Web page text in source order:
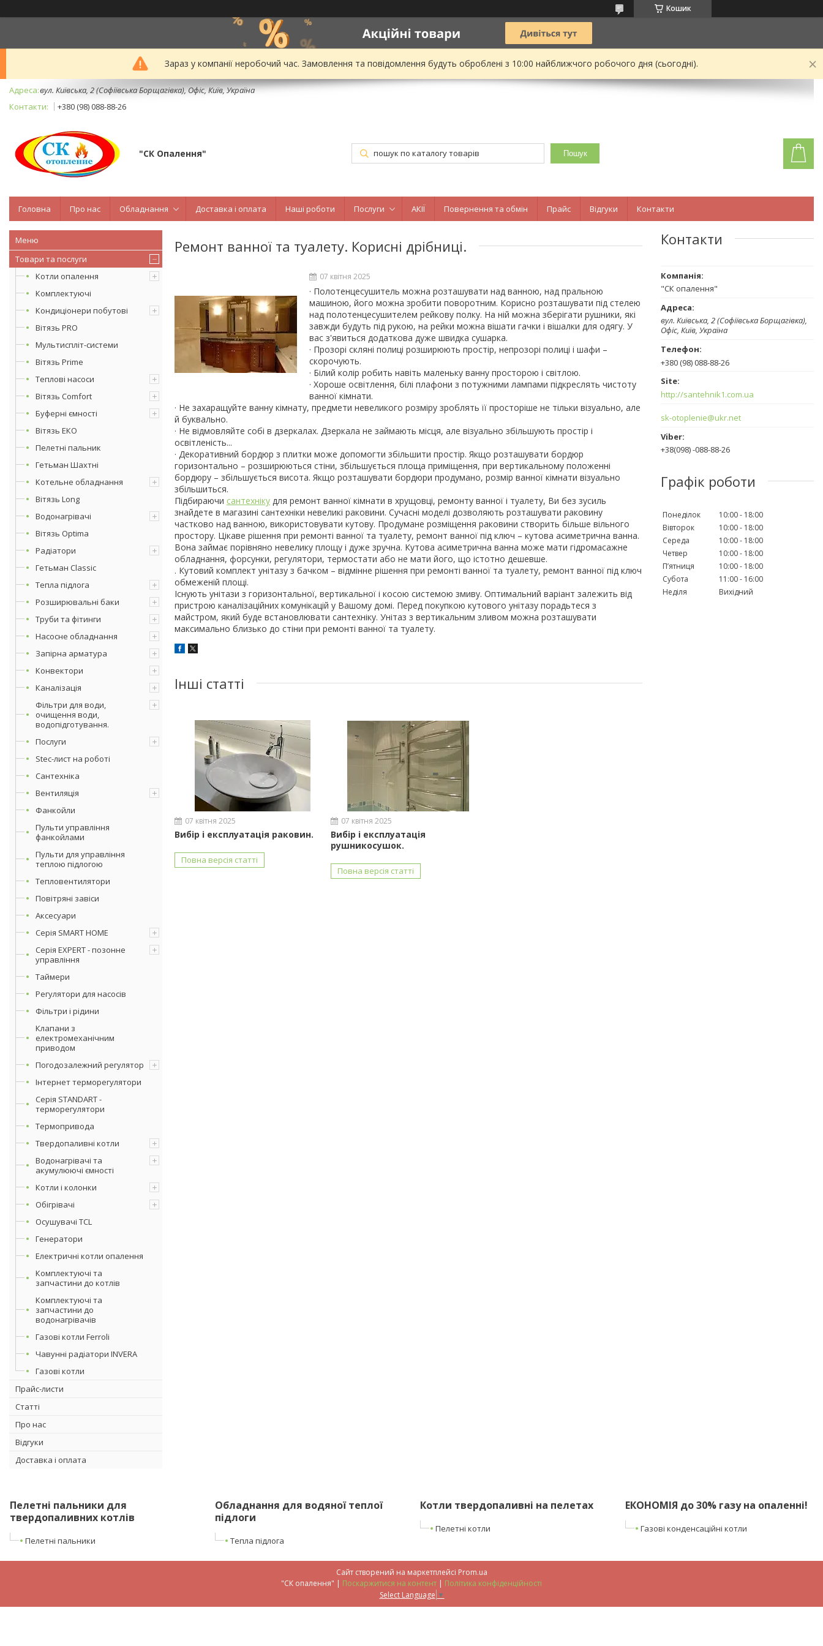
Кошик
Зараз у компанії неробочий час. Замовлення та повідомлення будуть оброблені з 10:00 найближчого робочого дня (сьогодні).
вул. Київська, 2 (Софіївська Борщагівка), Офіс, Київ, Україна
+380 (98) 088-88-26
"СК Опалення" Пошук
Головна Про нас Обладнання Доставка і оплата Наші роботи Послуги АКІЇ Повернення та обмін Прайс Відгуки Контакти
Товари та послуги
Котли опалення
Комплектуючі
Кондиціонери побутові
Вітязь PRО
Мультиспліт-системи
Вітязь Prime
Теплові насоси
Вітязь Comfort
Буферні ємності
Вітязь ЕКО
Пелетні пальник
Гетьман Шахтні
Котельне обладнання
Вітязь Long
Водонагрівачі
Вітязь Optima
Радіатори
Гетьман Classic
Тепла підлога
Розширювальні баки
Труби та фітинги
Насосне обладнання
Запірна арматура
Конвектори
Каналізація
Фільтри для води,
очищення води,
водопідготування.
Послуги
Stec-лист на роботі
Сантехніка
Вентиляція
Фанкойли
Пульти управління
фанкойлами
Пульти для управління
теплою підлогою
Тепловентилятори
Повітряні завіси
Аксесуари
Серія SMART HOME
Серія EXPERT - позонне
управління
Таймери
Регулятори для насосів
Фільтри і рідини
Клапани з
електромеханічним
приводом
Погодозалежний регулятор
Інтернет терморегулятори
Серія STANDART -
терморегулятори
Термопривода
Твердопаливні котли
Водонагрівачі та
акумулюючі ємності
Котли і колонки
Обігрівачі
Осушувачі TCL
Генератори
Електричні котли опалення
Комплектуючі та
запчастини до котлів
Комплектуючі та
запчастини до
водонагрівачів
Газові котли Ferroli
Чавунні радіатори INVERA
Газові котли
Прайс-листи
Статті
Про нас
Відгуки
Доставка і оплата
Ремонт ванної та туалету. Корисні дрібниці.
07 квітня 2025
· Полотенцесушитель можна розташувати над ванною, над пральною
машиною, його можна зробити поворотним. Корисно розташувати під стелею
над полотенцесушителем рейкову полку. На ній можна зберігати рушники, які
завжди будуть під рукою, на рейки можна вішати гачки і вішалки для одягу. У
вас з'явиться додаткова дуже швидка сушарка.
· Прозорі скляні полиці розширюють простір, непрозорі полиці і шафи –
скорочують.
· Білий колір робить навіть маленьку ванну просторою і світлою.
· Хороше освітлення, білі плафони з потужними лампами підкреслять чистоту
ванної кімнати.
· Не захаращуйте ванну кімнату, предмети невеликого розміру зроблять її просторіше не тільки візуально, але
й буквально.
· Не відмовляйте собі в дзеркалах. Дзеркала не займають місця, але візуально збільшують простір і
освітленість...
· Декоративний бордюр з плитки може допомогти збільшити простір. Якщо розташувати бордюр
горизонтально – розширюються стіни, збільшується площа приміщення, при вертикальному положенні
бордюру – збільшується висота. Якщо розташувати бордюри продумано, розмір ванної кімнати візуально
збільшиться.
Підбираючи сантехніку для ремонт ванної кімнати в хрущовці, ремонту ванної і туалету, Ви без зусиль
знайдете в магазині сантехніки невеликі раковини. Сучасні моделі дозволяють розташувати раковину
частково над ванною, використовувати кутову. Продумане розміщення раковини створить більше вільного
простору. Цікаве рішення при ремонті ванної та туалету, ремонт ванної під ключ – кутова асиметрична ванна.
Вона займає порівняно невелику площу і дуже зручна. Кутова асиметрична ванна може мати гідромасажне
обладнання, форсунки, регулятори, термостати або не мати його, що істотно дешевше.
. Кутовий комплект унітазу з бачком – відмінне рішення при ремонті ванної та туалету, ремонт ванної під ключ
обмеженій площі.
Існують унітази з горизонтальної, вертикальної і косою системою змиву. Оптимальний варіант залежить від
пристрою каналізаційних комунікацій у Вашому домі. Перед покупкою кутового унітазу порадьтеся з
майстром, який буде встановлювати сантехніку. Унітаз з вертикальним зливом можна розташувати
максимально близько до стіни при ремонті ванної та туалету.
Інші статті
07 квітня 2025
Вибір і експлуатація раковин.
Повна версія статті
07 квітня 2025
Вибір і експлуатація
рушникосушок.
Повна версія статті
Контакти
"СК опалення"
вул. Київська, 2 (Софіївська Борщагівка),
Офіс, Київ, Україна
+380 (98) 088-88-26
http://santehnik1.com.ua
sk-otoplenie@ukr.net
+38(098) -088-88-26
Графік роботи
Понеділок 10:00
18:00
Вівторок
10:00
18:00
Середа
10:00
18:00
Четвер
10:00
18:00
Пʼятниця
10:00
18:00
Субота
11:00
16:00
Неділя
Вихідний
Пелетні пальники для
твердопаливних котлів
Пелетні пальники
Обладнання для водяної теплої
підлоги
Тепла підлога
Котли твердопаливні на пелетах
Пелетні котли
ЕКОНОМІЯ до 30% газу на опаленні!
Газові конденсаційні котли
Сайт створений на маркетплейсі Prom.ua
"СК опалення" | Поскаржитися на контент | Політика конфіденційності
Select Language ▼